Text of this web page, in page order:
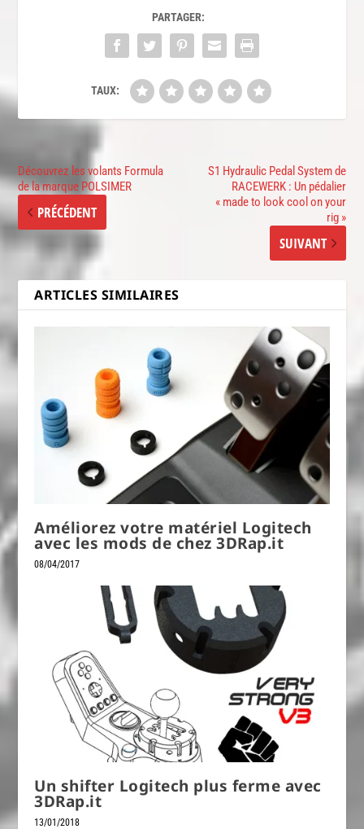
PARTAGER:
TAUX:
Découvrez les volants Formula
de la marque POLSIMER
PRÉCÉDENT
S1 Hydraulic Pedal System de
RACEWERK : Un pédalier
« made to look cool on your
rig »
SUIVANT
ARTICLES SIMILAIRES
Améliorez votre matériel Logitech
avec les mods de chez 3DRap.it
08/04/2017
Un shifter Logitech plus ferme avec
3DRap.it
13/01/2018